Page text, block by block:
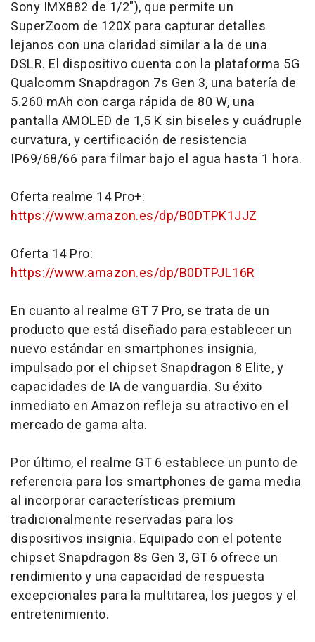
Sony IMX882 de 1/2"), que permite un
SuperZoom de 120X para capturar detalles
lejanos con una claridad similar a la de una
DSLR. El dispositivo cuenta con la plataforma 5G
Qualcomm Snapdragon 7s Gen 3, una batería de
5.260 mAh con carga rápida de 80 W, una
pantalla AMOLED de 1,5 K sin biseles y cuádruple
curvatura, y certificación de resistencia
IP69/68/66 para filmar bajo el agua hasta 1 hora.
Oferta realme 14 Pro+:
https://www.amazon.es/dp/B0DTPK1JJZ
Oferta 14 Pro:
https://www.amazon.es/dp/B0DTPJL16R
En cuanto al realme GT 7 Pro, se trata de un
producto que está diseñado para establecer un
nuevo estándar en smartphones insignia,
impulsado por el chipset Snapdragon 8 Elite, y
capacidades de IA de vanguardia. Su éxito
inmediato en Amazon refleja su atractivo en el
mercado de gama alta.
Por último, el realme GT 6 establece un punto de
referencia para los smartphones de gama media
al incorporar características premium
tradicionalmente reservadas para los
dispositivos insignia. Equipado con el potente
chipset Snapdragon 8s Gen 3, GT 6 ofrece un
rendimiento y una capacidad de respuesta
excepcionales para la multitarea, los juegos y el
entretenimiento.